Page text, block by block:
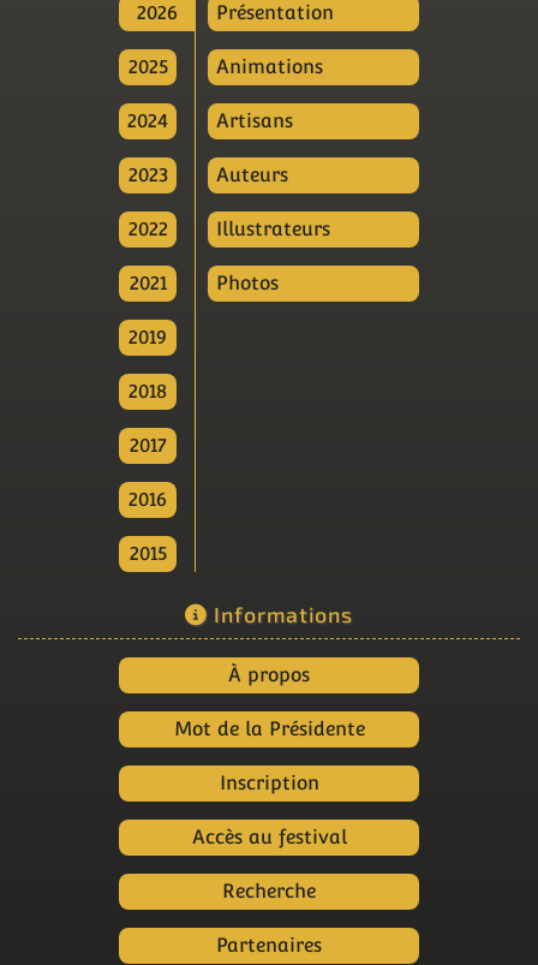
2026
2025
2024
2023
2022
2021
2019
2018
2017
2016
2015
Présentation
Animations
Artisans
Auteurs
Illustrateurs
Photos
Informations
À propos
Mot de la Présidente
Inscription
Accès au festival
Recherche
Partenaires